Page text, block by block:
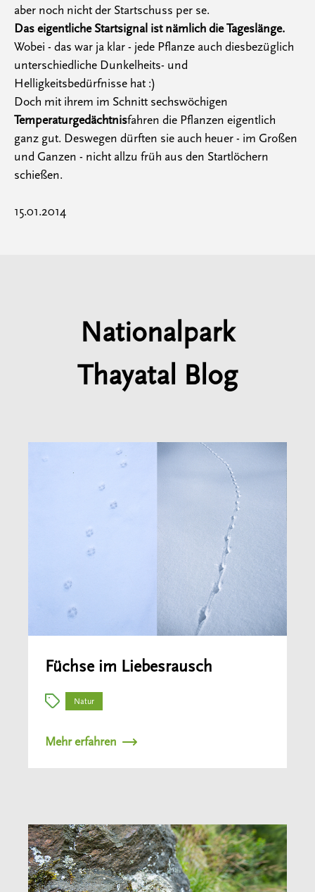
aber noch nicht der Startschuss per se.
Das eigentliche Startsignal ist nämlich die Tageslänge.
Wobei - das war ja klar - jede Pflanze auch diesbezüglich
unterschiedliche Dunkelheits- und
Helligkeitsbedürfnisse hat :)
Doch mit ihrem im Schnitt sechswöchigen
Temperaturgedächtnisfahren die Pflanzen eigentlich
ganz gut. Deswegen dürften sie auch heuer - im Großen
und Ganzen - nicht allzu früh aus den Startlöchern
schießen.
15.01.2014
Nationalpark
Thayatal Blog
Füchse im Liebesrausch
Natur
Mehr erfahren